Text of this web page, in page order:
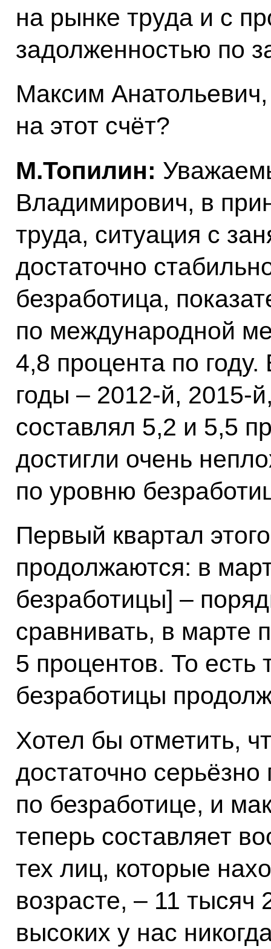
на рынке труда и с
задолженностью по
Максим
на этот счёт?
М.Топилин:
Владимирович, в
труда, ситуация с
достаточно
безработица,
по международной
4,8 процента по
годы – 2012‑й,
составлял 5,2 и 5,5
достигли очень
по уровню
Первый квартал
продолжаются: в
безработицы] –
сравнивать, в марте
5 процентов. То есть
безработицы
Хотел бы отметить,
достаточно
по безработице, и
теперь составляет
тех лиц, которые
возрасте, – 11 тысяч
высоких у нас